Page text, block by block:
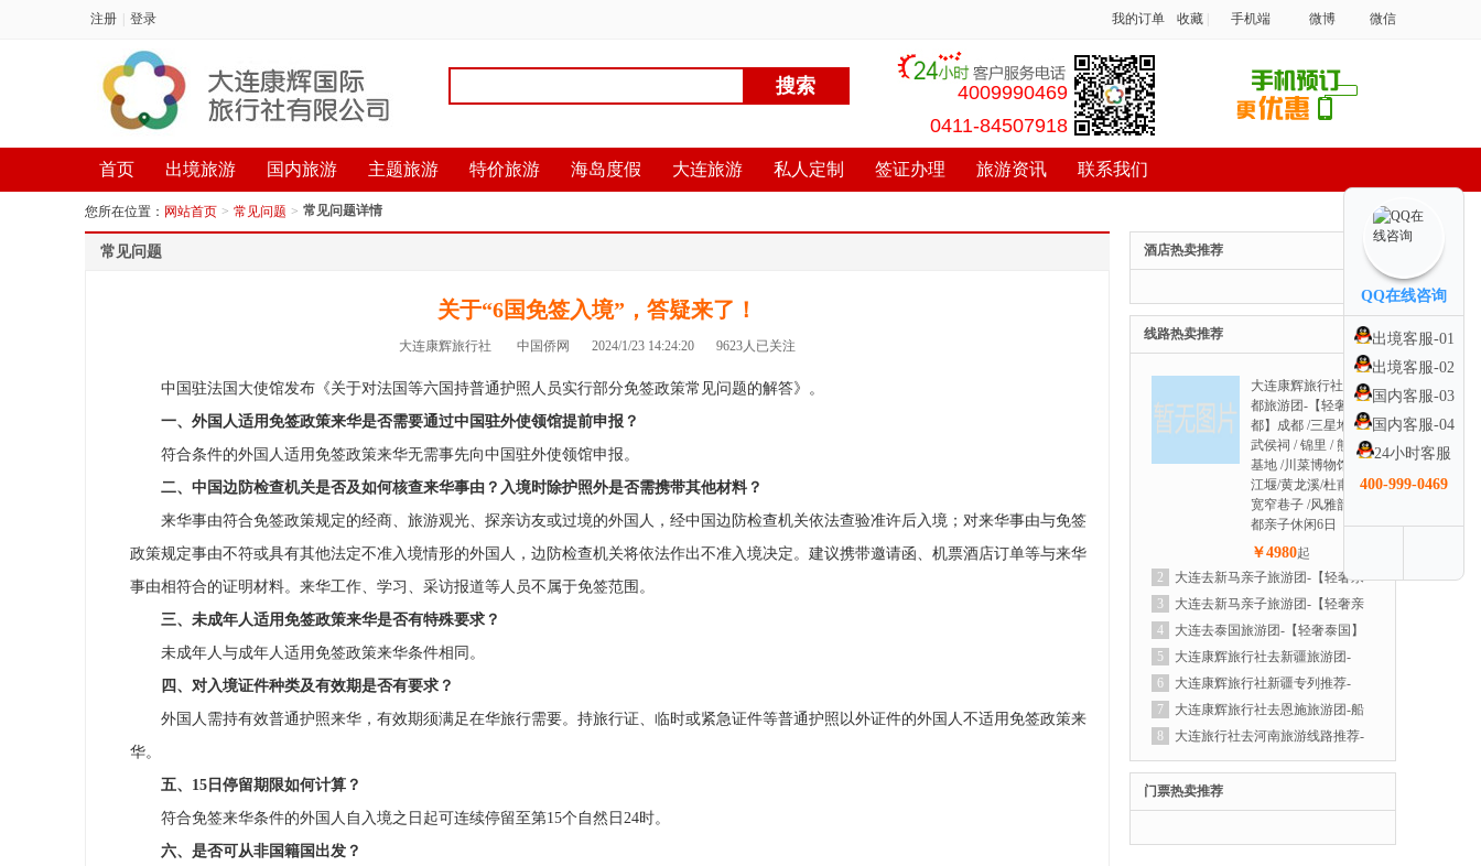
注册 登录 我的订单 收藏 手机端 微博 微信
4009990469
0411-84507918
首页 出境旅游 国内旅游 主题旅游 特价旅游 海岛度假 大连旅游 私人定制 签证办理 旅游资讯 联系我们
您所在位置： 网站首页 > 常见问题 > 常见问题详情
常见问题
关于“6国免签入境”，答疑来了！
大连康辉旅行社 中国侨网 2024/1/23 14:24:20 9623人已关注
中国驻法国大使馆发布《关于对法国等六国持普通护照人员实行部分免签政策常见问题的解答》。
一、外国人适用免签政策来华是否需要通过中国驻外使领馆提前申报？
符合条件的外国人适用免签政策来华无需事先向中国驻外使领馆申报。
二、中国边防检查机关是否及如何核查来华事由？入境时除护照外是否需携带其他材料？
来华事由符合免签政策规定的经商、旅游观光、探亲访友或过境的外国人，经中国边防检查机关依法查验准许后入境；对来华事由与免签
政策规定事由不符或具有其他法定不准入境情形的外国人，边防检查机关将依法作出不准入境决定。建议携带邀请函、机票酒店订单等与来华
事由相符合的证明材料。来华工作、学习、采访报道等人员不属于免签范围。
三、未成年人适用免签政策来华是否有特殊要求？
未成年人与成年人适用免签政策来华条件相同。
四、对入境证件种类及有效期是否有要求？
外国人需持有效普通护照来华，有效期须满足在华旅行需要。持旅行证、临时或紧急证件等普通护照以外证件的外国人不适用免签政策来
华。
五、15日停留期限如何计算？
符合免签来华条件的外国人自入境之日起可连续停留至第15个自然日24时。
六、是否可从非国籍国出发？
酒店热卖推荐
线路热卖推荐
大连康辉旅行社去成
都旅游团-【轻奢成
都】成都 /三星堆 /
武侯祠 / 锦里 / 熊猫
基地 /川菜博物馆都
江堰/黄龙溪/杜甫堂 /
宽窄巷子 /风雅韵 成
都亲子休闲6日
￥4980起
2
大连去新马亲子旅游团-【轻奢亲
子新马】纯玩新马亲子游6晚7天之旅
3
大连去新马亲子旅游团-【轻奢亲
子新马】纯玩新马亲子游6晚7天之旅
4
大连去泰国旅游团-【轻奢泰国】
曼谷| 芭提雅 | 沙美岛 | 爽泰庄园泼水
节，狂欢6日体验之旅
5
大连康辉旅行社去新疆旅游团-
【轻奢喀伊】赛里木湖全景环湖丨唐布
拉百里画廊丨孟克特古道 那拉提空中
草原+河谷草原丨 特克斯离街丨昭苏湿
地公园丨六星街 薰衣草庄园丨果子沟
大桥丨乌尔禾魔鬼城丨喀纳斯丨禾木丨
天山天池 S21沙漠公路+阿禾公路+独库
公路北段双飞10日游
6
大连康辉旅行社新疆专列推荐-
【新疆大全景】万人游新疆-跨省专列
18日
7
大连康辉旅行社去恩施旅游团-船
进神农架-遇见恩施,三峡游轮双飞6日
8
大连旅行社去河南旅游线路推荐-
【轻奢河南全景】少林寺 神州牡丹园
白马寺 龙门石窟 老君山 云台山 万仙山
郭亮村 清明上河园 大相国寺 开封府 小
宋城 包公祠 黄河花园口 德化步行街 河
门票热卖推荐
QQ在线咨询
出境客服-01
出境客服-02
国内客服-03
国内客服-04
24小时客服
400-999-0469